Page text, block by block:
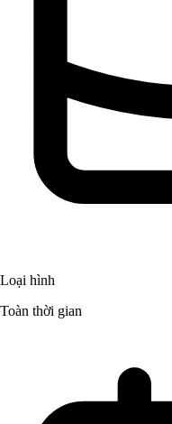
Loại hình
Toàn thời gian